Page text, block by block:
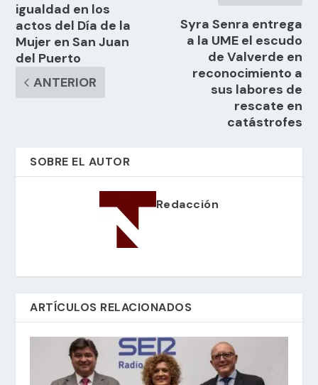
igualdad en los
actos del Día de la
Mujer en San Juan
del Puerto
ANTERIOR
Syra Senra entrega
a la UME el escudo
de Valverde en
reconocimiento a
sus labores de
rescate en
catástrofes
SOBRE EL AUTOR
Redacción
ARTÍCULOS RELACIONADOS